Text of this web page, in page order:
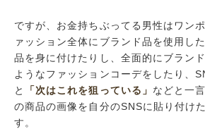
ですが、お金持ちぶってる男性はワン
ァッション全体にブランド品を使用し
品を身に付けたりし、全面的にブラン
ようなファッションコーデをしたり、
と
「次はこれを狙っている」 などと一
の商品の画像を自分のSNSに貼り付け
す。